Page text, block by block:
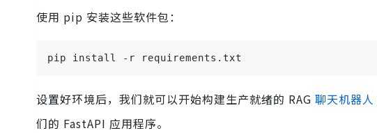
使用 pip 安装这些软件包：
pip install -r requirements.txt
设置好环境后，我们就可以开始构建生产就绪的 RAG 聊天机器人
们的 FastAPI 应用程序。